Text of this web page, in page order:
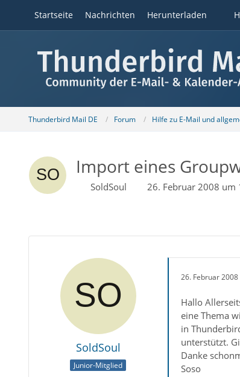
Startseite Nachrichten Herunterladen
Thunderbird Mail DE Forum Hilfe zu E-Mail und
Import eines
SoldSoul 26. Februar 2008 um
SoldSoul
Junior-Mitglied
26. Februar
Hallo
eine Thema
in
unterstützt.
Danke
Soso